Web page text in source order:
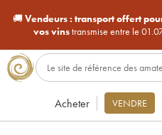
🚚Vendeurs : transport offert
vos vinstransmise entre le
Acheter VENDRE